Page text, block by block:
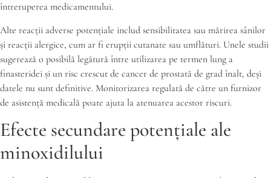
întreruperea medicamentului.
Alte reacții adverse potențiale includ sensibilitatea sau mărirea sânilor
și reacții alergice, cum ar fi erupții cutanate sau umflături. Unele studii
sugerează o posibilă legătură între utilizarea pe termen lung a
finasteridei și un risc crescut de cancer de prostată de grad înalt, deși
datele nu sunt definitive. Monitorizarea regulată de către un furnizor
de asistență medicală poate ajuta la atenuarea acestor riscuri.
Efecte secundare potențiale ale
minoxidilului